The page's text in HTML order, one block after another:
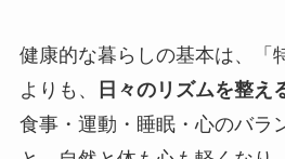
健康的な暮らしの基本は、「
よりも、
日々のリズムを整え
食事・運動・睡眠・心のバラ